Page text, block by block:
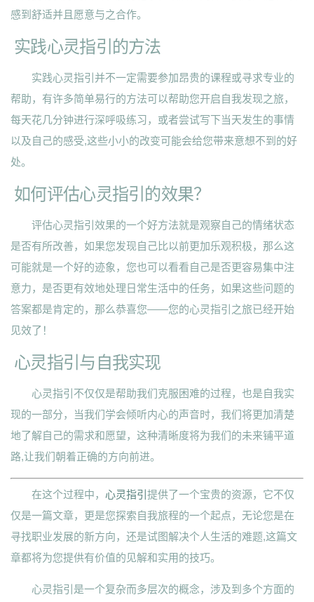
感到舒适并且愿意与之合作。
实践心灵指引的方法
实践心灵指引并不一定需要参加昂贵的课程或寻求专业的
帮助，有许多简单易行的方法可以帮助您开启自我发现之旅，
每天花几分钟进行深呼吸练习，或者尝试写下当天发生的事情
以及自己的感受,这些小小的改变可能会给您带来意想不到的好
处。
如何评估心灵指引的效果？
评估心灵指引效果的一个好方法就是观察自己的情绪状态
是否有所改善，如果您发现自己比以前更加乐观积极，那么这
可能就是一个好的迹象，您也可以看看自己是否更容易集中注
意力，是否更有效地处理日常生活中的任务，如果这些问题的
答案都是肯定的，那么恭喜您——您的心灵指引之旅已经开始
见效了！
心灵指引与自我实现
心灵指引不仅仅是帮助我们克服困难的过程，也是自我实
现的一部分，当我们学会倾听内心的声音时，我们将更加清楚
地了解自己的需求和愿望，这种清晰度将为我们的未来铺平道
路,让我们朝着正确的方向前进。
在这个过程中， 心灵指引 提供了一个宝贵的资源，它不仅
仅是一篇文章，更是您探索自我旅程的一个起点，无论您是在
寻找职业发展的新方向，还是试图解决个人生活的难题,这篇文
章都将为您提供有价值的见解和实用的技巧。
心灵指引是一个复杂而多层次的概念，涉及到多个方面的